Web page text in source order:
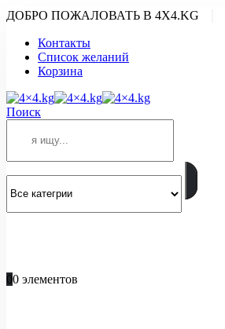
ДОБРО ПОЖАЛОВАТЬ В 4X4.KG
Контакты
Список желаний
Корзина
Поиск
00 элементов